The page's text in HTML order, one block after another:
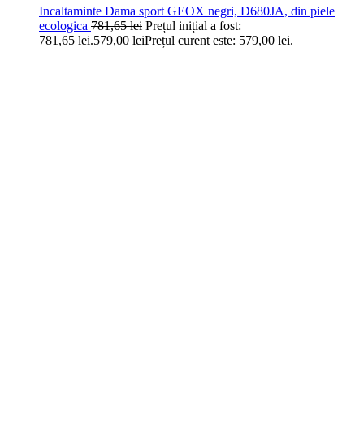
Incaltaminte Dama sport GEOX negri, D680JA, din piele
ecologica 781,65lei Prețul inițial a fost:
781,65 lei.579,00 leiPrețul curent este: 579,00 lei.